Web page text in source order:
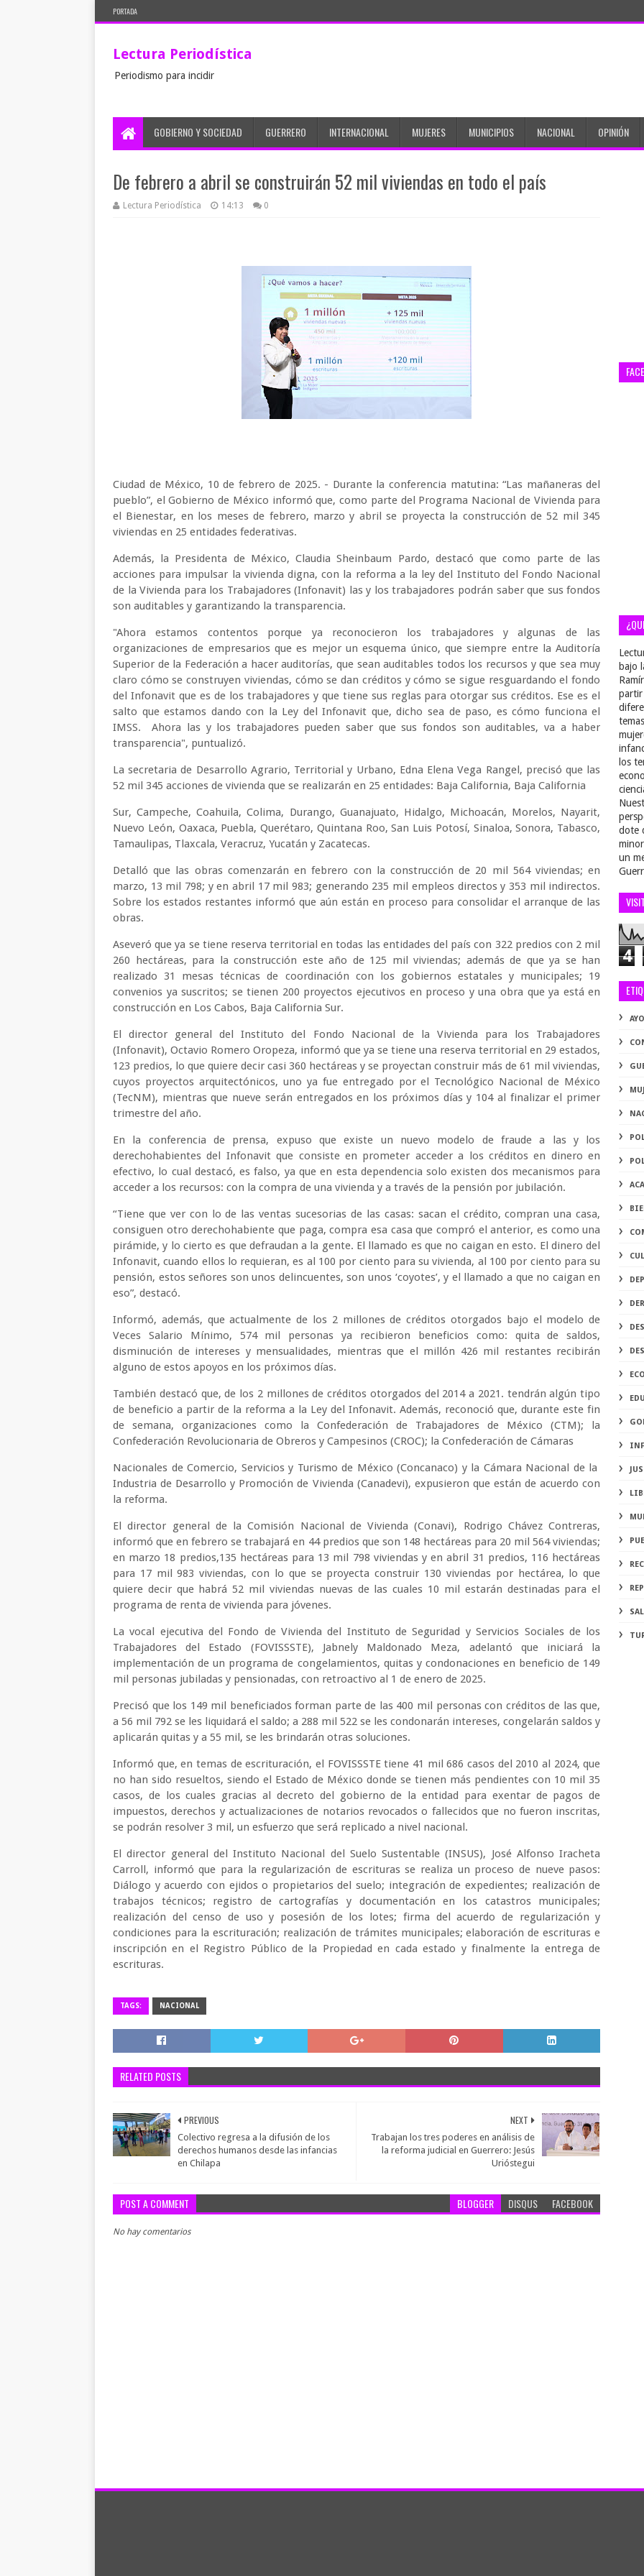
PORTADA
Lectura Periodística
Periodismo para incidir
GOBIERNO Y SOCIEDAD GUERRERO INTERNACIONAL MUJERES MUNICIPIOS NACIONAL OPINIÓN
De febrero a abril se construirán 52 mil viviendas en todo el país
Lectura Periodística 14:13 0
Ciudad de México, 10 de febrero de 2025. - Durante la conferencia matutina: “Las mañaneras del
pueblo”, el Gobierno de México informó que, como parte del Programa Nacional de Vivienda para
el Bienestar, en los meses de febrero, marzo y abril se proyecta la construcción de 52 mil 345
viviendas en 25 entidades federativas.
Además, la Presidenta de México, Claudia Sheinbaum Pardo, destacó que como parte de las
acciones para impulsar la vivienda digna, con la reforma a la ley del Instituto del Fondo Nacional
de la Vivienda para los Trabajadores (Infonavit) las y los trabajadores podrán saber que sus fondos
son auditables y garantizando la transparencia.
"Ahora estamos contentos porque ya reconocieron los trabajadores y algunas de las
organizaciones de empresarios que es mejor un esquema único, que siempre entre la Auditoría
Superior de la Federación a hacer auditorías, que sean auditables todos los recursos y que sea muy
claro cómo se construyen viviendas, cómo se dan créditos y cómo se sigue resguardando el fondo
del Infonavit que es de los trabajadores y que tiene sus reglas para otorgar sus créditos. Ese es el
salto que estamos dando con la Ley del Infonavit que, dicho sea de paso, es cómo funciona el
IMSS. Ahora las y los trabajadores pueden saber que sus fondos son auditables, va a haber
transparencia", puntualizó.
La secretaria de Desarrollo Agrario, Territorial y Urbano, Edna Elena Vega Rangel, precisó que las
52 mil 345 acciones de vivienda que se realizarán en 25 entidades: Baja California, Baja California
Sur, Campeche, Coahuila, Colima, Durango, Guanajuato, Hidalgo, Michoacán, Morelos, Nayarit,
Nuevo León, Oaxaca, Puebla, Querétaro, Quintana Roo, San Luis Potosí, Sinaloa, Sonora, Tabasco,
Tamaulipas, Tlaxcala, Veracruz, Yucatán y Zacatecas.
Detalló que las obras comenzarán en febrero con la construcción de 20 mil 564 viviendas; en
marzo, 13 mil 798; y en abril 17 mil 983; generando 235 mil empleos directos y 353 mil indirectos.
Sobre los estados restantes informó que aún están en proceso para consolidar el arranque de las
obras.
Aseveró que ya se tiene reserva territorial en todas las entidades del país con 322 predios con 2 mil
260 hectáreas, para la construcción este año de 125 mil viviendas; además de que ya se han
realizado 31 mesas técnicas de coordinación con los gobiernos estatales y municipales; 19
convenios ya suscritos; se tienen 200 proyectos ejecutivos en proceso y una obra que ya está en
construcción en Los Cabos, Baja California Sur.
El director general del Instituto del Fondo Nacional de la Vivienda para los Trabajadores
(Infonavit), Octavio Romero Oropeza, informó que ya se tiene una reserva territorial en 29 estados,
123 predios, lo que quiere decir casi 360 hectáreas y se proyectan construir más de 61 mil viviendas,
cuyos proyectos arquitectónicos, uno ya fue entregado por el Tecnológico Nacional de México
(TecNM), mientras que nueve serán entregados en los próximos días y 104 al finalizar el primer
trimestre del año.
En la conferencia de prensa, expuso que existe un nuevo modelo de fraude a las y los
derechohabientes del Infonavit que consiste en prometer acceder a los créditos en dinero en
efectivo, lo cual destacó, es falso, ya que en esta dependencia solo existen dos mecanismos para
acceder a los recursos: con la compra de una vivienda y a través de la pensión por jubilación.
“Tiene que ver con lo de las ventas sucesorias de las casas: sacan el crédito, compran una casa,
consiguen otro derechohabiente que paga, compra esa casa que compró el anterior, es como una
pirámide, y lo cierto es que defraudan a la gente. El llamado es que no caigan en esto. El dinero del
Infonavit, cuando ellos lo requieran, es al 100 por ciento para su vivienda, al 100 por ciento para su
pensión, estos señores son unos delincuentes, son unos ‘coyotes’, y el llamado a que no caigan en
eso”, destacó.
Informó, además, que actualmente de los 2 millones de créditos otorgados bajo el modelo de
Veces Salario Mínimo, 574 mil personas ya recibieron beneficios como: quita de saldos,
disminución de intereses y mensualidades, mientras que el millón 426 mil restantes recibirán
alguno de estos apoyos en los próximos días.
También destacó que, de los 2 millones de créditos otorgados del 2014 a 2021. tendrán algún tipo
de beneficio a partir de la reforma a la Ley del Infonavit. Además, reconoció que, durante este fin
de semana, organizaciones como la Confederación de Trabajadores de México (CTM); la
Confederación Revolucionaria de Obreros y Campesinos (CROC); la Confederación de Cámaras
Nacionales de Comercio, Servicios y Turismo de México (Concanaco) y la Cámara Nacional de la
Industria de Desarrollo y Promoción de Vivienda (Canadevi), expusieron que están de acuerdo con
la reforma.
El director general de la Comisión Nacional de Vivienda (Conavi), Rodrigo Chávez Contreras,
informó que en febrero se trabajará en 44 predios que son 148 hectáreas para 20 mil 564 viviendas;
en marzo 18 predios,135 hectáreas para 13 mil 798 viviendas y en abril 31 predios, 116 hectáreas
para 17 mil 983 viviendas, con lo que se proyecta construir 130 viviendas por hectárea, lo que
quiere decir que habrá 52 mil viviendas nuevas de las cuales 10 mil estarán destinadas para el
programa de renta de vivienda para jóvenes.
La vocal ejecutiva del Fondo de Vivienda del Instituto de Seguridad y Servicios Sociales de los
Trabajadores del Estado (FOVISSSTE), Jabnely Maldonado Meza, adelantó que iniciará la
implementación de un programa de congelamientos, quitas y condonaciones en beneficio de 149
mil personas jubiladas y pensionadas, con retroactivo al 1 de enero de 2025.
Precisó que los 149 mil beneficiados forman parte de las 400 mil personas con créditos de las que,
a 56 mil 792 se les liquidará el saldo; a 288 mil 522 se les condonarán intereses, congelarán saldos y
aplicarán quitas y a 55 mil, se les brindarán otras soluciones.
Informó que, en temas de escrituración, el FOVISSSTE tiene 41 mil 686 casos del 2010 al 2024, que
no han sido resueltos, siendo el Estado de México donde se tienen más pendientes con 10 mil 35
casos, de los cuales gracias al decreto del gobierno de la entidad para exentar de pagos de
impuestos, derechos y actualizaciones de notarios revocados o fallecidos que no fueron inscritas,
se podrán resolver 3 mil, un esfuerzo que será replicado a nivel nacional.
El director general del Instituto Nacional del Suelo Sustentable (INSUS), José Alfonso Iracheta
Carroll, informó que para la regularización de escrituras se realiza un proceso de nueve pasos:
Diálogo y acuerdo con ejidos o propietarios del suelo; integración de expedientes; realización de
trabajos técnicos; registro de cartografías y documentación en los catastros municipales;
realización del censo de uso y posesión de los lotes; firma del acuerdo de regularización y
condiciones para la escrituración; realización de trámites municipales; elaboración de escrituras e
inscripción en el Registro Público de la Propiedad en cada estado y finalmente la entrega de
escrituras.
TAGS: NACIONAL
RELATED POSTS
NEXT
Trabajan los tres poderes en análisis de
la reforma judicial en Guerrero: Jesús
Urióstegui
PREVIOUS
Colectivo regresa a la difusión de los
derechos humanos desde las infancias
en Chilapa
POST A COMMENT BLOGGER DISQUS FACEBOOK
No hay comentarios
bajo
partir
los
dote
un
4